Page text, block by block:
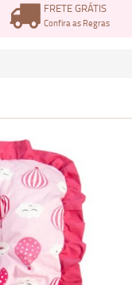
FRETE GRÁTIS
Confira as Regras